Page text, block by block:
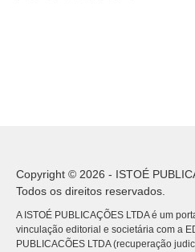
Copyright © 2026 - ISTOÉ
Todos os direitos reservados.
A ISTOÉ PUBLICAÇÕES LTDA é um
vinculação editorial e societária com a
PUBLICACÕES LTDA (recuperação